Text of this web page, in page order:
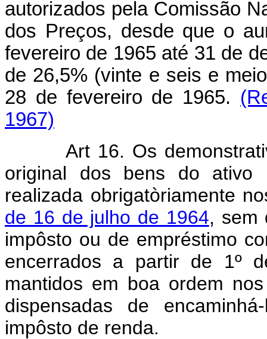
autorizados pela Comissão
dos Preços, desde que o
fevereiro de 1965 até 31 de
de 26,5% (vinte e seis e
28 de fevereiro de 1965.
1967)
Art 16. Os
original dos bens do ativo
realizada obrigatòriamente
de 16 de julho de 1964, sem
impôsto ou de empréstimo
encerrados a partir de 1º
mantidos em boa ordem
dispensadas de
impôsto de renda.